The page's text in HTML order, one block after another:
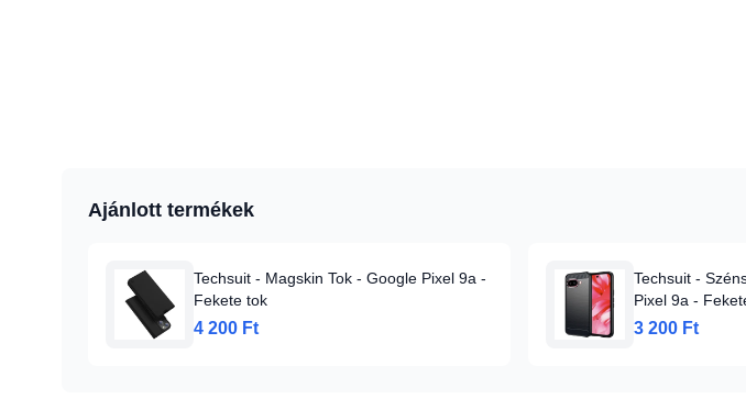
Ajánlott termékek
Techsuit - Magskin Tok - Google Pixel 9a -
Fekete tok
4 200 Ft
Techsuit -
Pixel 9a -
3 200 Ft